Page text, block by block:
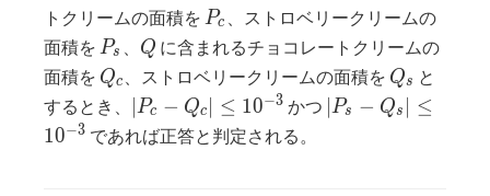
トクリームの面積を P_c
Pc
、ストロベリークリームの
面積を P_s
Ps Q
Q に含まれるチョコレートクリームの
面積を Q_c
Qc 、ストロベリークリームの面積を Q_s
Qs
と
するとき、
|P_c -
Q_c| \le
10^{-3}
∣ Pc − Qc ∣ ≤ 10−3 かつ |P_s -
∣Ps − Qs ∣ ≤
10−3 であれば正答と判定される。